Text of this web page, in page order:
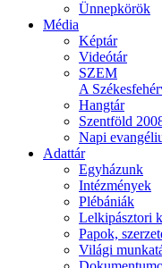
Ünnepkörök
Média
Képtár
Videótár
SZEM
A
Hangtár
Szentföld
Napi
Adattár
Egyházunk
Intézmények
Plébániák
Lelkipásztori
Papok,
Világi